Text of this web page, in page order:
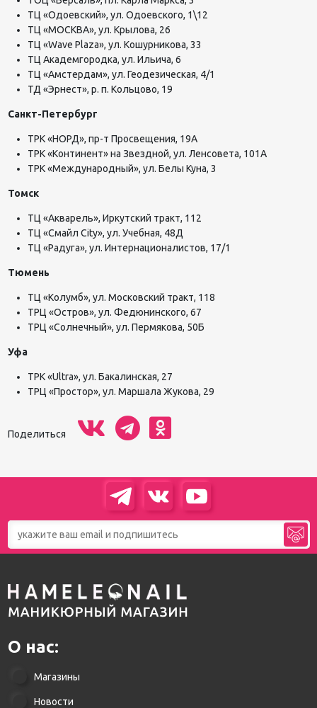
ТЦ «Одоевский», ул. Одоевского, 1\12
ТЦ «МОСКВА», ул. Крылова, 26
ТЦ «Wave Plaza», ул. Кошурникова, 33
ТЦ Академгородка, ул. Ильича, 6
ТЦ «Амстердам», ул. Геодезическая, 4/1
ТД «Эрнест», р. п. Кольцово, 19
Санкт-Петербург
ТРК «НОРД», пр-т Просвещения, 19А
ТРК «Континент» на Звездной, ул. Ленсовета, 101А
ТРК «Международный», ул. Белы Куна, 3
Томск
ТЦ «Акварель», Иркутский тракт, 112
ТЦ «Смайл City», ул. Учебная, 48Д
ТЦ «Радуга», ул. ​Интернационалистов, 17/1
Тюмень
ТЦ «Колумб», ул. Московский тракт, 118
ТРЦ «Остров», ул. Федюнинского, 67
ТРЦ «Солнечный», ул. Пермякова, 50Б
Уфа
ТРК «Ultra», ул. Бакалинская, 27
ТРЦ «Простор», ул. Маршала Жукова, 29
Поделиться
О нас:
Магазины
Новости